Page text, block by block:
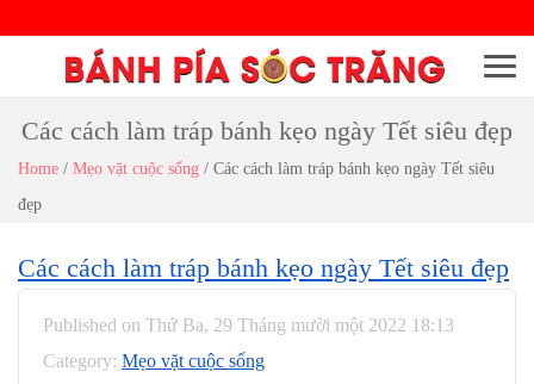
Menu
Các cách làm tráp bánh kẹo ngày Tết siêu đẹp
Home / Mẹo vặt cuộc sống / Các cách làm tráp bánh kẹo ngày Tết siêu
đẹp
Các cách làm tráp bánh kẹo ngày Tết siêu đẹp
Published on Thứ Ba, 29 Tháng mười một 2022 18:13
Category: Mẹo vặt cuộc sống